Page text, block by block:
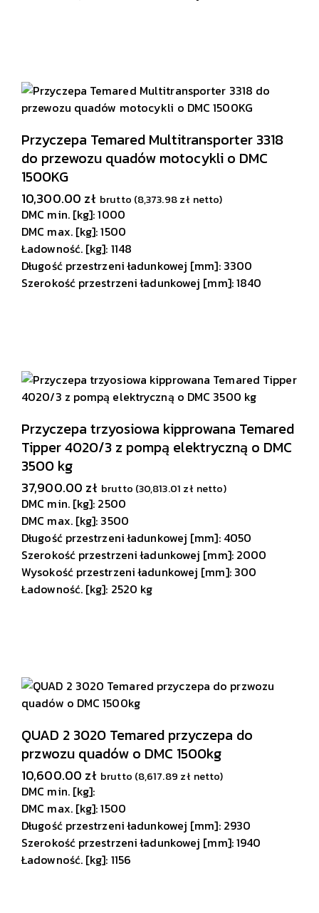
Przyczepa Temared Multitransporter 3318
do przewozu quadów motocykli o DMC
1500KG
10,300.00 zł brutto (8,373.98zł netto)
DMC min. [kg]: 1000
DMC max. [kg]: 1500
Ładowność. [kg]: 1148
Długość przestrzeni ładunkowej [mm]: 3300
Szerokość przestrzeni ładunkowej [mm]: 1840
Przyczepa trzyosiowa kipprowana Temared
Tipper 4020/3 z pompą elektryczną o DMC
3500 kg
37,900.00 zł brutto (30,813.01 zł netto)
DMC min. [kg]: 2500
DMC max. [kg]: 3500
Długość przestrzeni ładunkowej [mm]: 4050
Szerokość przestrzeni ładunkowej [mm]: 2000
Wysokość przestrzeni ładunkowej [mm]: 300
Ładowność. [kg]: 2520 kg
QUAD 2 3020 Temared przyczepa do
przwozu quadów o DMC 1500kg
10,600.00 zł brutto (8,617.89 zł netto)
DMC min. [kg]:
DMC max. [kg]: 1500
Długość przestrzeni ładunkowej [mm]: 2930
Szerokość przestrzeni ładunkowej [mm]: 1940
Ładowność. [kg]: 1156